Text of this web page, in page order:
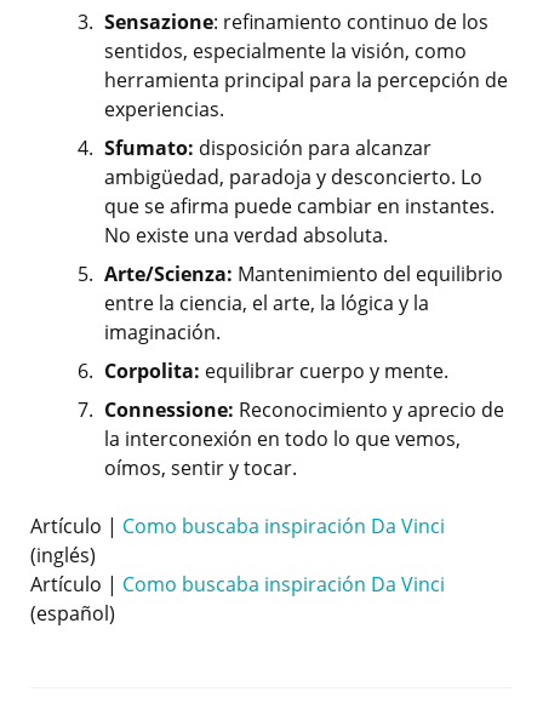
Sensazione: refinamiento continuo de los
sentidos, especialmente la visión, como
herramienta principal para la percepción de
experiencias.
Sfumato: disposición para alcanzar
ambigüedad, paradoja y desconcierto. Lo
que se afirma puede cambiar en instantes.
No existe una verdad absoluta.
Arte/Scienza: Mantenimiento del equilibrio
entre la ciencia, el arte, la lógica y la
imaginación.
Corpolita: equilibrar cuerpo y mente.
Connessione: Reconocimiento y aprecio de
la interconexión en todo lo que vemos,
oímos, sentir y tocar.
Artículo | Como buscaba inspiración Da Vinci
(inglés)
Artículo | Como buscaba inspiración Da Vinci
(español)